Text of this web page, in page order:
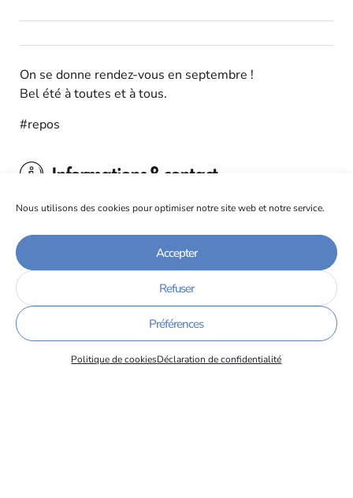
Nous utilisons des cookies pour optimiser notre site web et notre service.
Accepter
Refuser
Préférences
Politique de cookiesDéclaration de confidentialité
On se donne rendez-vous en septembre !
Bel été à toutes et à tous.
#repos
Informations & contact
Les IUT de Grenoble fermeront leurs portes le vendredi
Événements à venir